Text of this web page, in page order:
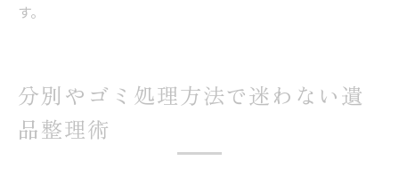
す。
分別やゴミ処理方法で迷わない遺
品整理術